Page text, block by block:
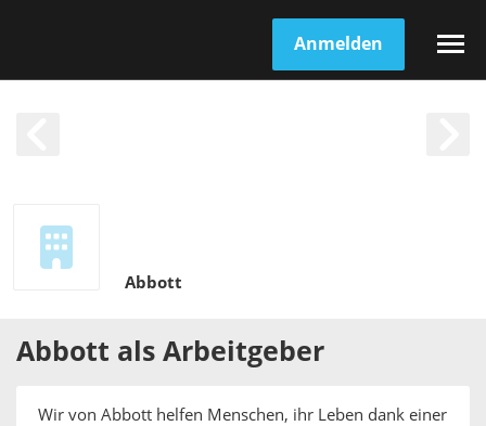
Anmelden
Abbott
Abbott als Arbeitgeber
Wir von Abbott helfen Menschen, ihr Leben dank einer